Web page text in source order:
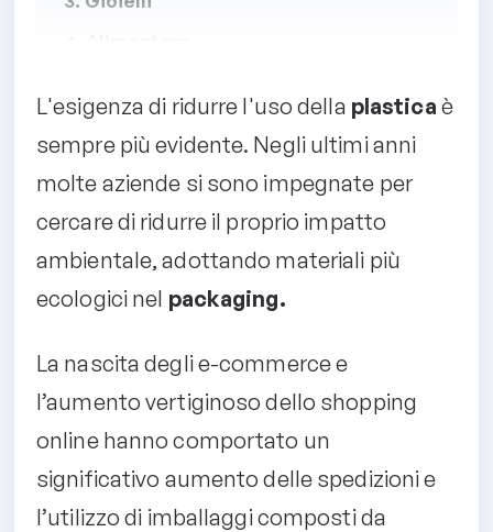
L'esigenza di ridurre l'uso della plastica è
sempre più evidente. Negli ultimi anni
molte aziende si sono impegnate per
cercare di ridurre il proprio impatto
ambientale, adottando materiali più
ecologici nel packaging.
La nascita degli e-commerce e
l’aumento vertiginoso dello shopping
online hanno comportato un
significativo aumento delle spedizioni e
l’utilizzo di imballaggi composti da